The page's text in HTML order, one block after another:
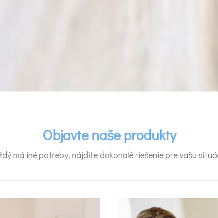
Objavte naše produkty
má iné potreby, nájdite dokonalé riešenie pre vašu